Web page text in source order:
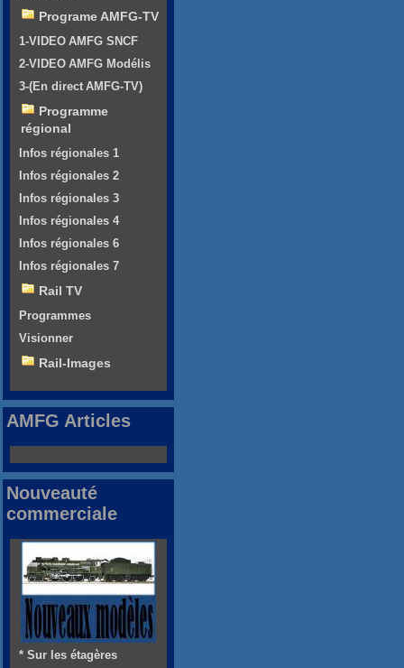
Programe AMFG-TV
1-VIDEO AMFG SNCF
2-VIDEO AMFG Modélis
3-(En direct AMFG-TV)
Programme
régional
Infos régionales 1
Infos régionales 2
Infos régionales 3
Infos régionales 4
Infos régionales 6
Infos régionales 7
Rail TV
Programmes
Visionner
Rail-Images
AMFG Articles
Nouveauté
commerciale
* Sur les étagères